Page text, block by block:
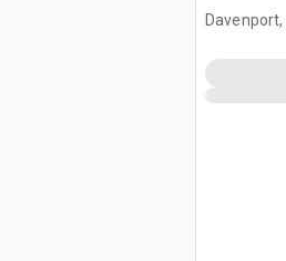
Davenport,